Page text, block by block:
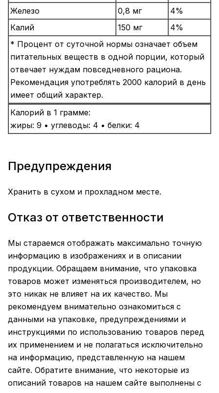
Железо
0,8 мг
4%
Калий
150 мг
4%
* Процент от суточной нормы означает объем
питательных веществ в одной порции, который
отвечает нуждам повседневного рациона.
Рекомендация употреблять 2000 калорий в день
имеет общий характер.
Калорий в 1 грамме:
жиры: 9 • углеводы: 4 • белки: 4
Предупреждения
Хранить в сухом и прохладном месте.
Отказ от ответственности
Мы стараемся отображать максимально точную
информацию в изображениях и в описании
продукции. Обращаем внимание, что упаковка
товаров может изменяться производителем, но
это никак не влияет на их качество. Мы
рекомендуем внимательно ознакомиться с
данными на упаковке, предупреждениями и
инструкциями по использованию товаров перед
их применением и не полагаться исключительно
на информацию, представленную на нашем
сайте. Обратите внимание, что некоторые из
описаний товаров на нашем сайте выполнены с